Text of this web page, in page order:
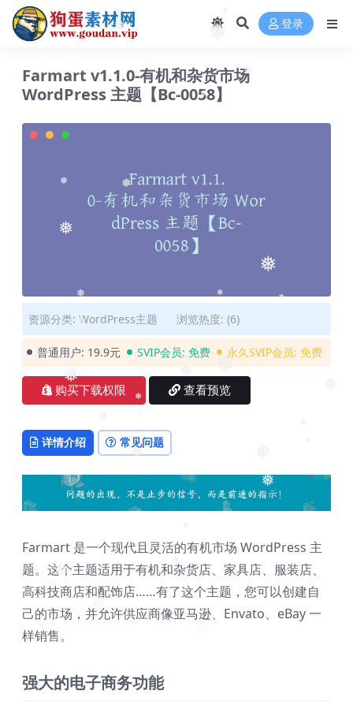
❅
❅
❅
❅
❅
❅
❅
❅
❅
❅
❅
❅
❅
❅
❅
❅
❅
登录
Farmart v1.1.0-有机和杂货市场
WordPress 主题【Bc-0058】
资源分类: WordPress主题 浏览热度: (6)
普通用户: 19.9元 SVIP会员: 免费 永久SVIP会员: 免费
购买下载权限 查看预览
详情介绍 常见问题
Farmart 是一个现代且灵活的有机市场 WordPress 主
题。这个主题适用于有机和杂货店、家具店、服装店、
高科技商店和配饰店……有了这个主题，您可以创建自
己的市场，并允许供应商像亚马逊、Envato、eBay 一
样销售。
强大的电子商务功能